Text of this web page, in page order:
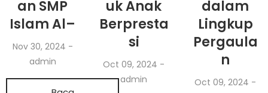
an SMP
Islam Al–
Nov 30, 2024 -
admin
uk Anak
Berpresta
si
Oct 09, 2024 -
admin
dalam
Lingkup
Pergaula
n
Oct 09, 2024 -